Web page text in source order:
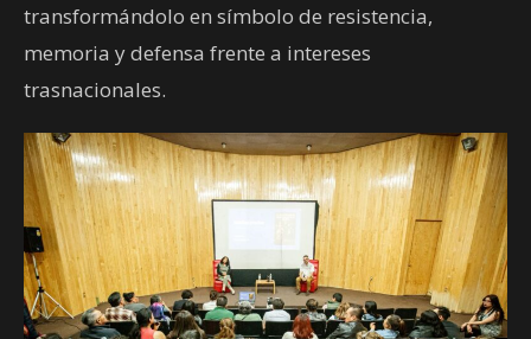
transformándolo en símbolo de resistencia,
memoria y defensa frente a intereses
trasnacionales.